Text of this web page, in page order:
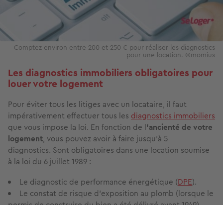
Comptez environ entre 200 et 250 € pour réaliser les diagnostics
pour une location. ©momius
Les diagnostics immobiliers obligatoires pour
louer votre logement
Pour éviter tous les litiges avec un locataire, il faut
impérativement effectuer tous les diagnostics immobiliers
que vous impose la loi. En fonction de l'ancienté de votre
logement, vous pouvez avoir à faire jusqu'à 5
diagnostics. Sont obligatoires dans une location soumise
à la loi du 6 juillet 1989 :
Le diagnostic de performance énergétique (DPE).
Le constat de risque d’exposition au plomb (lorsque le